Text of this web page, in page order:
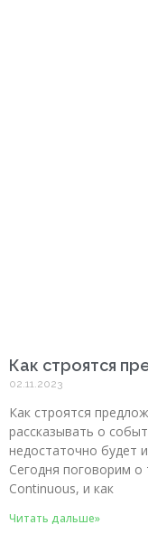
Как строятся
02.11.2023
Как строятся
рассказывать о
недостаточно будет
Сегодня поговорим о
Continuous, и как
Читать дальше»